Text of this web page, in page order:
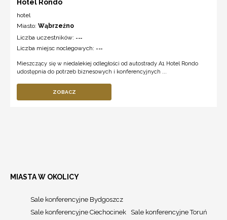
Hotel Rondo
hotel
Miasto: Wąbrzeźno
Liczba uczestników: ---
Liczba miejsc noclegowych: ---
Mieszczący się w niedalekiej odległości od autostrady A1 Hotel Rondo
udostępnia do potrzeb biznesowych i konferencyjnych ...
ZOBACZ
MIASTA W OKOLICY
Sale konferencyjne Bydgoszcz
Sale konferencyjne Ciechocinek
Sale konferencyjne Toruń